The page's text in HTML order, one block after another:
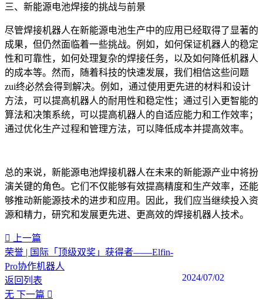
三、新能源电池焊接的挑战与前景
尽管焊接机器人在新能源电池生产中的应用已经取得了显著的
成果，但仍然面临着一些挑战。例如，如何保证机器人的稳定
性和可靠性，如何处理复杂的焊接任务，以及如何降低机器人
的成本等。然而，随着科技的快速发展，我们相信这些问题
zui终必然会得到解决。例如，通过使用更先进的材料和设计
方法，可以提高机器人的耐用性和稳定性；通过引入更智能的
算法和决策系统，可以提高机器人的自适应能力和工作效率；
通过优化生产过程和管理方法，可以降低成本并提高效率。
总的来说，新能源电池焊接机器人在未来的新能源产业中将扮
演关键的角色。它们不仅能够有效提高精度和生产效率，还能
够推动新能源技术的进步和应用。因此，我们应当继续投入资
源和精力，研究和发展更先进、更高效的焊接机器人技术。‍‍
上一篇
荣誉 | 国际「顶级双奖」获得者——Elfin-
Pro协作机器人
2024/07/02
返回列表
无 下一篇